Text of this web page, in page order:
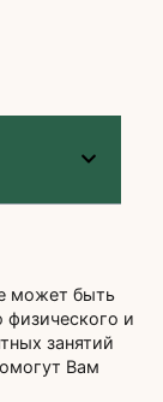
может быть
физического и
занятий
Вам